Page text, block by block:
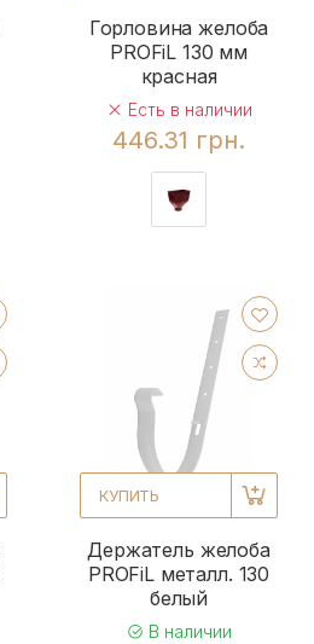
Горловина желоба
PROFiL 130 мм
красная
Есть в наличии
446.31 грн.
КУПИТЬ
Держатель желоба
PROFiL металл. 130
белый
В наличии